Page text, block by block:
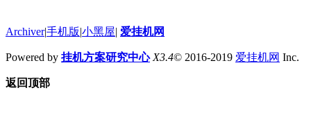
Archiver|手机版|小黑屋| 爱挂机网
Powered by 挂机方案研究中心 X3.4© 2016-2019 爱挂机网 Inc.
返回顶部